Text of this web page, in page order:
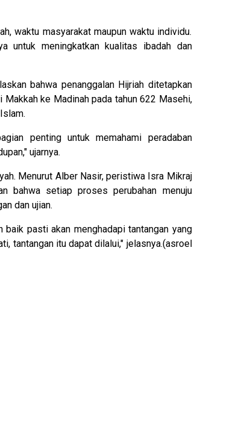
waktu masyarakat maupun waktu individu.
untuk meningkatkan kualitas ibadah dan
bahwa penanggalan Hijriah ditetapkan
ke Madinah pada tahun 622 Masehi,
penting untuk memahami peradaban
ujarnya.
Menurut Alber Nasir, peristiwa Isra Mikraj
bahwa setiap proses perubahan menuju
dan ujian.
baik pasti akan menghadapi tantangan yang
tantangan itu dapat dilalui," jelasnya.(asroel